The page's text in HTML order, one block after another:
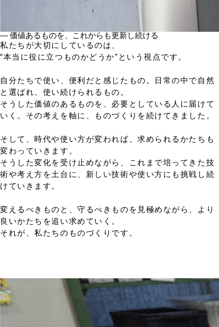
― 価値あるものを、これからも更新し続ける
私たちが大切にしているのは、
“本当に役に立つものかどうか”という視点です。
自分たちで使い、便利だと感じたもの。日常の中で自然
と選ばれ、使い続けられるもの。
そうした価値のあるものを、必要としている人に届けて
いく。その考えを軸に、ものづくりを続けてきました。
そして、時代や使い方が変われば、求められるかたちも
変わっていきます。
そうした変化を受け止めながら、これまで培ってきた技
術や考え方を土台に、新しい技術や使い方にも挑戦し続
けていきます。
変えるべきものと、守るべきものを見極めながら、より
良いかたちを追い求めていく。
それが、私たちのものづくりです。